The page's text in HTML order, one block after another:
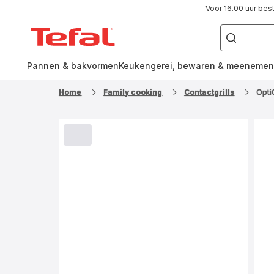
Voor 16.00 uur
Waar
ben
naar
Pannen & bakvormenKeukengerei, bewaren & meenemen
Home Family cooking Contactgrills